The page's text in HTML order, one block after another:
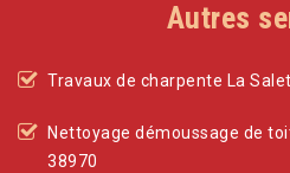
Autres
Travaux de charpente La
Nettoyage démoussage de
38970